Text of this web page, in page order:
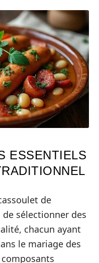
ESSENTIELS
de
sélectionner des
chacun ayant
le mariage des